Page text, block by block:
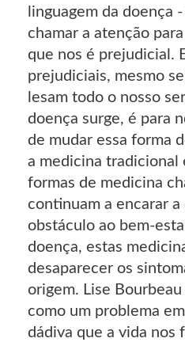
linguagem da doença
chamar a atenção
que nos é prejudicial.
prejudiciais, mesmo
lesam todo o nosso
doença surge, é para
de mudar essa forma
a medicina tradicional
formas de medicina
continuam a encarar
obstáculo ao bem-
doença, estas
desaparecer os
origem. Lise
como um problema
dádiva que a vida nos